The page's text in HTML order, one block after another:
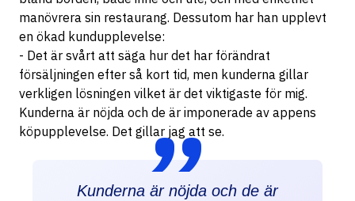
manövrera sin restaurang. Dessutom har han upplevt
en ökad kundupplevelse:
- Det är svårt att säga hur det har förändrat
försäljningen efter så kort tid, men kunderna gillar
verkligen lösningen vilket är det viktigaste för mig.
Kunderna är nöjda och de är imponerade av appens
köpupplevelse. Det gillar jag att se.
Kunderna är nöjda och de är